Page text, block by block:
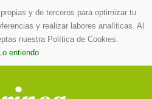
y de terceros para optimizar tu
y realizar labores analíticas. Al
nuestra Política de Cookies.
Lo entiendo